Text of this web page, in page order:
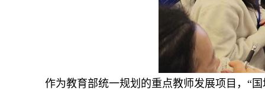
作为教育部统一规划的重点教师发展项目，“